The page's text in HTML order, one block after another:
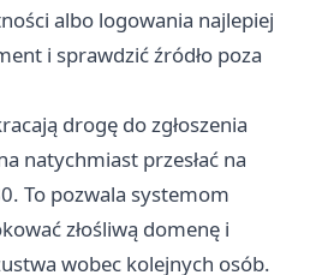
albo logowania najlepiej
i sprawdzić źródło poza
drogę do zgłoszenia
natychmiast przesłać na
To pozwala systemom
złośliwą domenę i
wobec kolejnych osób.